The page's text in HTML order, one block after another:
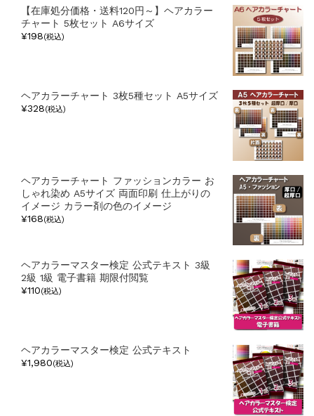
【在庫処分価格・送料120円～】ヘアカラー
チャート 5枚セット A6サイズ
¥198(税込)
ヘアカラーチャート 3枚5種セット A5サイズ
¥328(税込)
ヘアカラーチャート ファッションカラー お
しゃれ染め A5サイズ 両面印刷 仕上がりの
イメージ カラー剤の色のイメージ
¥168(税込)
ヘアカラーマスター検定 公式テキスト 3級
2級 1級 電子書籍 期限付閲覧
¥110(税込)
ヘアカラーマスター検定 公式テキスト
¥1,980(税込)